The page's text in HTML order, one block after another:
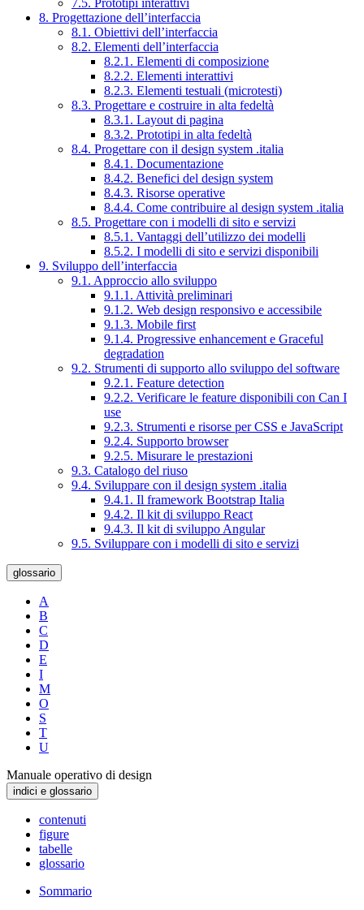
7.5. Prototipi interattivi
8. Progettazione dell’interfaccia
8.1. Obiettivi dell’interfaccia
8.2. Elementi dell’interfaccia
8.2.1. Elementi di composizione
8.2.2. Elementi interattivi
8.2.3. Elementi testuali (microtesti)
8.3. Progettare e costruire in alta fedeltà
8.3.1. Layout di pagina
8.3.2. Prototipi in alta fedeltà
8.4. Progettare con il design system .italia
8.4.1. Documentazione
8.4.2. Benefici del design system
8.4.3. Risorse operative
8.4.4. Come contribuire al design system .italia
8.5. Progettare con i modelli di sito e servizi
8.5.1. Vantaggi dell’utilizzo dei modelli
8.5.2. I modelli di sito e servizi disponibili
9. Sviluppo dell’interfaccia
9.1. Approccio allo sviluppo
9.1.1. Attività preliminari
9.1.2. Web design responsivo e accessibile
9.1.3. Mobile first
9.1.4. Progressive enhancement e Graceful
degradation
9.2. Strumenti di supporto allo sviluppo del software
9.2.1. Feature detection
9.2.2. Verificare le feature disponibili con Can I
use
9.2.3. Strumenti e risorse per CSS e JavaScript
9.2.4. Supporto browser
9.2.5. Misurare le prestazioni
9.3. Catalogo del riuso
9.4. Sviluppare con il design system .italia
9.4.1. Il framework Bootstrap Italia
9.4.2. Il kit di sviluppo React
9.4.3. Il kit di sviluppo Angular
9.5. Sviluppare con i modelli di sito e servizi
glossario
A
B
C
D
E
I
M
O
S
T
U
Manuale operativo di design
indici e glossario
contenuti
figure
tabelle
glossario
Sommario